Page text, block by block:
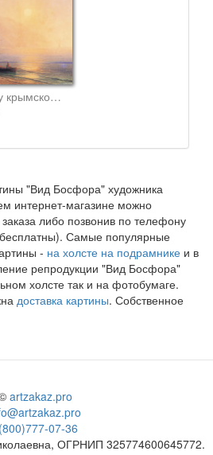
Загрузка припасов у крымского побережья
"Вид Босфора" художника
интернет-магазине можно
либо позвонив по телефону
Самые популярные
- на холсте на подрамнике и в
репродукции "Вид Босфора"
холсте так и на фотобумаге.
доставка картины. Собственное
artzakaz.pro
07-36
ОГРНИП 325774600645772.